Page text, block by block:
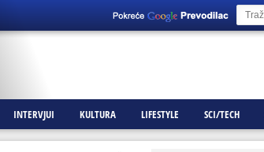
INTERVJUI KULTURA LIFESTYLE SCI/TECH